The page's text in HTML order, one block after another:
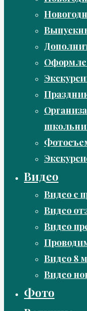
Видео
Видео с
Видео
Видео
Видео 8
Видео
Фото